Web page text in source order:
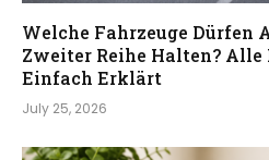
Welche Fahrzeuge Dürfen
Zweiter Reihe Halten? Alle
Einfach Erklärt
July 25, 2026